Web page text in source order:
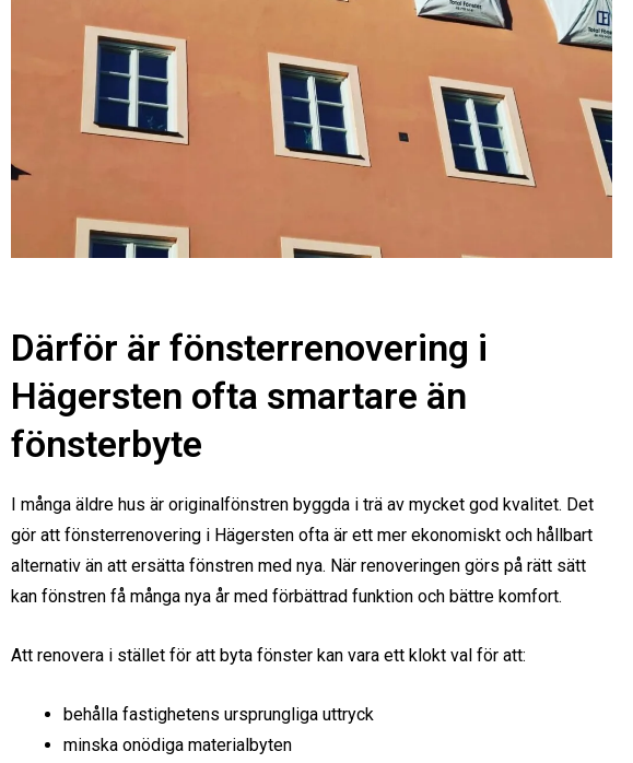
Därför är fönsterrenovering i
Hägersten ofta smartare än
fönsterbyte
I många äldre hus är originalfönstren byggda i trä av mycket god kvalitet. Det
gör att fönsterrenovering i Hägersten ofta är ett mer ekonomiskt och hållbart
alternativ än att ersätta fönstren med nya. När renoveringen görs på rätt sätt
kan fönstren få många nya år med förbättrad funktion och bättre komfort.
Att renovera i stället för att byta fönster kan vara ett klokt val för att:
behålla fastighetens ursprungliga uttryck
minska onödiga materialbyten